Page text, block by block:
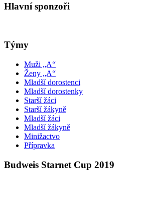
Hlavní sponzoři
Týmy
Muži „A“
Ženy „A“
Mladší dorostenci
Mladší dorostenky
Starší žáci
Starší žákyně
Mladší žáci
Mladší žákyně
Minižactvo
Přípravka
Budweis Starnet Cup 2019